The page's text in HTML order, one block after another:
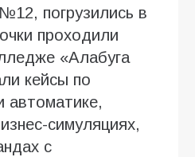
погрузились в
проходили
«Алабуга
кейсы по
автоматике,
симуляциях,
с